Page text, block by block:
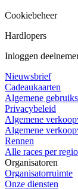
Cookiebeheer
Hardlopers
Inloggen
Nieuwsbrief
Cadeaukaarten
Algemene
Privacybeleid
Algemene
Algemene
Rennen
Alle races per regio
Organisatoren
Organisatorruimte
Onze diensten